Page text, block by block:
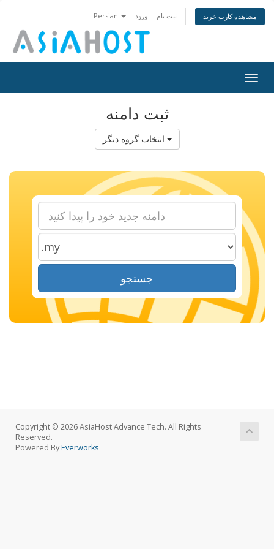
Persian ورود ثبت نام مشاهده کارت خرید
ثبت دامنه
جستجو
Copyright © 2026 AsiaHost Advance Tech. All Rights
Reserved.
Powered ByEverworks